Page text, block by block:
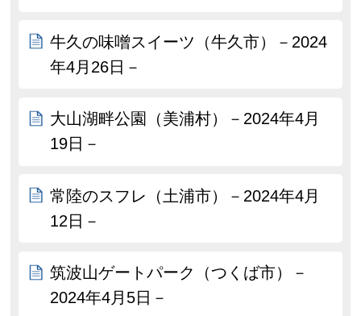
牛久の味噌スイーツ（牛久市）－2024
年4月26日－
大山湖畔公園（美浦村）－2024年4月
19日－
常陸のスフレ（土浦市）－2024年4月
12日－
筑波山ゲートパーク（つくば市）－
2024年4月5日－